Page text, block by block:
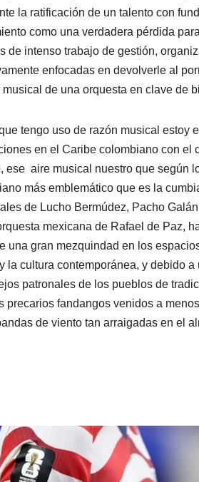
la ratificación de un talento con
como una verdadera pérdida
de intenso trabajo de gestión,
enfocadas en devolverle al
musical de una orquesta en clave de
tengo uso de razón musical estoy
en el Caribe colombiano con el
ese aire musical nuestro que según
más emblemático que es la
de Lucho Bermúdez, Pacho
mexicana de Rafael de Paz,
una gran mezquindad en los
la cultura contemporánea, y debido
patronales de los pueblos de
precarios fandangos venidos a
de viento tan arraigadas en el